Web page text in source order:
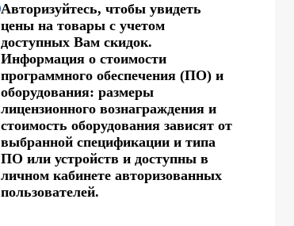
Авторизуйтесь, чтобы увидеть
цены на товары с учетом
доступных Вам скидок.
Информация о стоимости
программного обеспечения (ПО) и
оборудования: размеры
лицензионного вознаграждения и
стоимость оборудования зависят от
выбранной спецификации и типа
ПО или устройств и доступны в
личном кабинете авторизованных
пользователей.